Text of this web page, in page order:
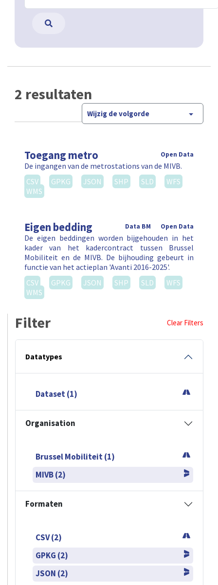
2 resultaten
Wijzig de volgorde
Toegang metro Open Data
De ingangen van de metrostations van de MIVB.
CSV
GPKG JSON SHP SLD
WFS
WMS
Eigen bedding Open Data
Data BM
De eigen beddingen worden bijgehouden in het
kader van het kadercontract tussen Brussel
Mobiliteit en de MIVB. De bijhouding gebeurt in
functie van het actieplan 'Avanti 2016-2025'.
CSV
GPKG JSON SHP SLD
WFS
WMS
Filter Clear Filters
Datatypes
Dataset (1)
Organisation
Brussel Mobiliteit (1)
MIVB (2)
Formaten
CSV (2)
GPKG (2)
JSON (2)